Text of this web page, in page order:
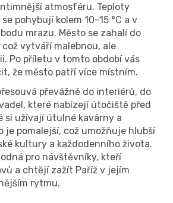
atmosféru. Teploty
pohybují kolem 10–15 °C a v
mrazu. Město se zahalí do
vytváří malebnou, ale
Po příletu v tomto období vás
že město patří více místním.
převážně do interiérů, do
které nabízejí útočiště před
si užívají útulné kavárny a
je pomalejší, což umožňuje hlubší
kultury a každodenního života.
pro návštěvníky, kteří
a chtějí zažít Paříž v jejím
rytmu.